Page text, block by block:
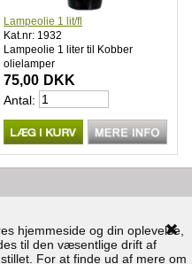
hjemmeside og din oplevelse,
til den væsentlige drift af
For at finde ud af mere om
Lampeolie 1 lit/fl
Kat.nr: 1932
Lampeolie 1 liter til Kobber
olielamper
75,00 DKK
Antal: